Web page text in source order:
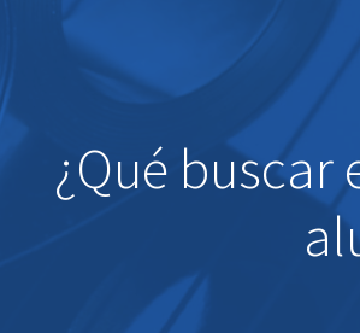
¿Qué buscar